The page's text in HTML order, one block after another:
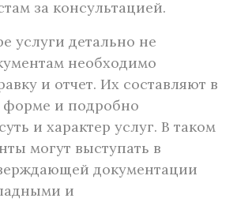
за консультацией.
услуги детально не
необходимо
и отчет. Их составляют в
форме и подробно
и характер услуг. В таком
могут выступать в
документации
и